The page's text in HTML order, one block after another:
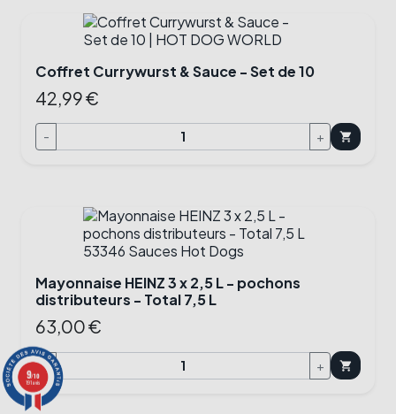
Coffret Currywurst & Sauce - Set de 10
42,99 €
- + shopping_cart
Mayonnaise HEINZ 3 x 2,5 L - pochons
distributeurs - Total 7,5 L
63,00 €
- + shopping_cart
9/10
191 avis